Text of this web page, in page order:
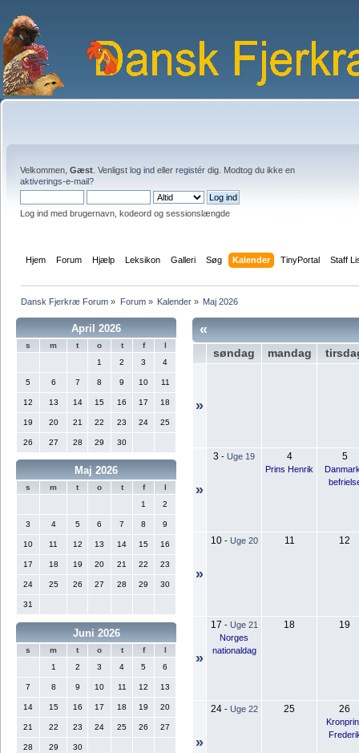
Velkommen, Gæst . Venligst log ind eller registér dig. Modtog du ikke en
aktiverings-e-mail?
Log ind med brugernavn, kodeord og sessionslængde
Hjem Forum Hjælp Leksikon Galleri Søg Kalender TinyPortal Staff
Dansk Fjerkræ Forum » Forum» Kalender» Maj 2026
April 2026
s m t o t f
l
1
2 3 4
5 6 7 8 9 10 11
12 13 14 15 16 17 18
19 20 21 22 23 24 25
26 27 28 29 30
Maj 2026
s m t o t f
l
1
2
3 4 5 6 7 8 9
10 11 12 13 14 15 16
17 18 19 20 21 22 23
24 25 26 27 28 29 30
31
Juni 2026
s m t o t f
l
1
2 3 4 5 6
7 8 9 10 11 12 13
14 15 16 17 18 19 20
21 22 23 24 25 26 27
28 29 30
«
søndag mandag
»
»
3 - Uge 19 4
Prins Henrik
5
»
10- Uge 20 11 12
»
17 - Uge 21
Norges
nationaldag
18 19
»
24- Uge 22 25 26